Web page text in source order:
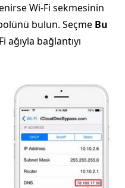
Wi-Fi sekmesinin
bulun. Seçme Bu
ağıyla bağlantıyı